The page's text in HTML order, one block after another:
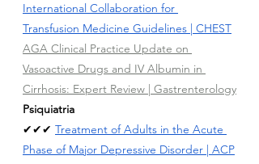
International Collaboration for
Transfusion Medicine Guidelines | CHEST
AGA Clinical Practice Update on
Vasoactive Drugs and IV Albumin in
Cirrhosis: Expert Review | Gastrenterology
Psiquiatria
✔✔✔ Treatment of Adults in the Acute
Phase of Major Depressive Disorder | ACP